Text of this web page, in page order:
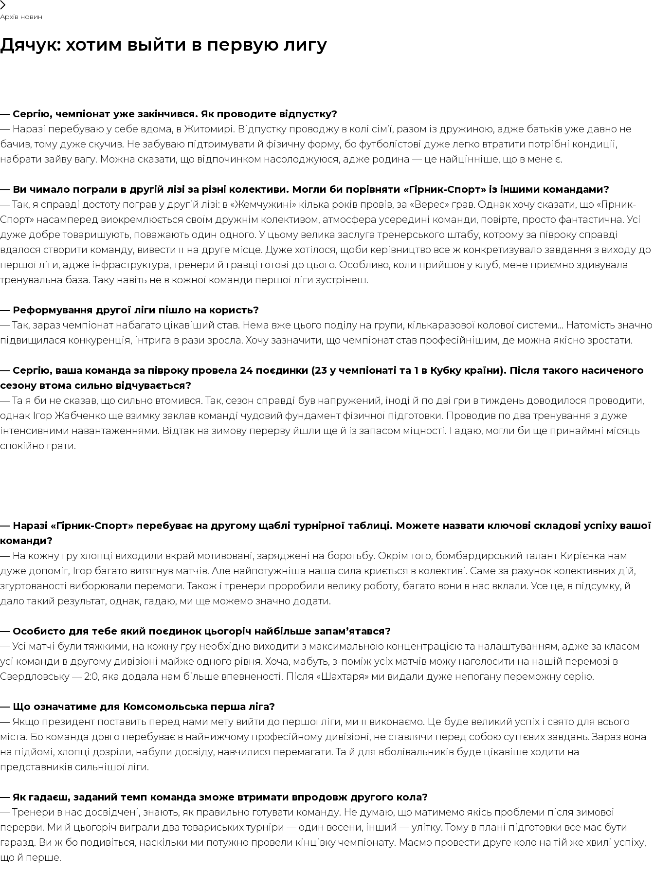
Архів новин
Дячук: хотим выйти в первую лигу
— Сергію, чемпіонат уже закінчився. Як проводите відпустку?
— Наразі перебуваю у себе вдома, в Житомирі. Відпустку проводжу в колі сім’ї, разом із дружиною, адже батьків уже давно не
бачив, тому дуже скучив. Не забуваю підтримувати й фізичну форму, бо футболістові дуже легко втратити потрібні кондиції,
набрати зайву вагу. Можна сказати, що відпочинком насолоджуюся, адже родина — це найцінніше, що в мене є.
— Ви чимало пограли в другій лізі за різні колективи. Могли би порівняти «Гірник-Спорт» із іншими командами?
— Так, я справді достоту пограв у другій лізі: в «Жемчужині» кілька років провів, за «Верес» грав. Однак хочу сказати, що «Гірник-
Спорт» насамперед виокремлюється своїм дружнім колективом, атмосфера усередині команди, повірте, просто фантастична. Усі
дуже добре товаришують, поважають один одного. У цьому велика заслуга тренерського штабу, котрому за півроку справді
вдалося створити команду, вивести її на друге місце. Дуже хотілося, щоби керівництво все ж конкретизувало завдання з виходу до
першої ліги, адже інфраструктура, тренери й гравці готові до цього. Особливо, коли прийшов у клуб, мене приємно здивувала
тренувальна база. Таку навіть не в кожної команди першої ліги зустрінеш.
— Реформування другої ліги пішло на користь?
— Так, зараз чемпіонат набагато цікавіший став. Нема вже цього поділу на групи, кількаразової колової системи… Натомість значно
підвищилася конкуренція, інтрига в рази зросла. Хочу зазначити, що чемпіонат став професійнішим, де можна якісно зростати.
— Сергію, ваша команда за півроку провела 24 поєдинки (23 у чемпіонаті та 1 в Кубку країни). Після такого насиченого
сезону втома сильно відчувається?
— Та я би не сказав, що сильно втомився. Так, сезон справді був напружений, іноді й по дві гри в тиждень доводилося проводити,
однак Ігор Жабченко ще взимку заклав команді чудовий фундамент фізичної підготовки. Проводив по два тренування з дуже
інтенсивними навантаженнями. Відтак на зимову перерву йшли ще й із запасом міцності. Гадаю, могли би ще принаймні місяць
спокійно грати.
— Наразі «Гірник-Спорт» перебуває на другому щаблі турнірної таблиці. Можете назвати ключові складові успіху вашої
команди?
— На кожну гру хлопці виходили вкрай мотивовані, заряджені на боротьбу. Окрім того, бомбардирський талант Кирієнка нам
дуже допоміг, Ігор багато витягнув матчів. Але найпотужніша наша сила криється в колективі. Саме за рахунок колективних дій,
згуртованості виборювали перемоги. Також і тренери проробили велику роботу, багато вони в нас вклали. Усе це, в підсумку, й
дало такий результат, однак, гадаю, ми ще можемо значно додати.
— Особисто для тебе який поєдинок цьогоріч найбільше запам’ятався?
— Усі матчі були тяжкими, на кожну гру необхідно виходити з максимальною концентрацією та налаштуванням, адже за класом
усі команди в другому дивізіоні майже одного рівня. Хоча, мабуть, з-поміж усіх матчів можу наголосити на нашій перемозі в
Свердловську — 2:0, яка додала нам більше впевненості. Після «Шахтаря» ми видали дуже непогану переможну серію.
— Що означатиме для Комсомольська перша ліга?
— Якщо президент поставить перед нами мету вийти до першої ліги, ми її виконаємо. Це буде великий успіх і свято для всього
міста. Бо команда довго перебуває в найнижчому професійному дивізіоні, не ставлячи перед собою суттєвих завдань. Зараз вона
на підйомі, хлопці дозріли, набули досвіду, навчилися перемагати. Та й для вболівальників буде цікавіше ходити на
представників сильнішої ліги.
— Як гадаєш, заданий темп команда зможе втримати впродовж другого кола?
— Тренери в нас досвідчені, знають, як правильно готувати команду. Не думаю, що матимемо якісь проблеми після зимової
перерви. Ми й цьогоріч виграли два товариських турніри — один восени, інший — улітку. Тому в плані підготовки все має бути
гаразд. Ви ж бо подивіться, наскільки ми потужно провели кінцівку чемпіонату. Маємо провести друге коло на тій же хвилі успіху,
що й перше.